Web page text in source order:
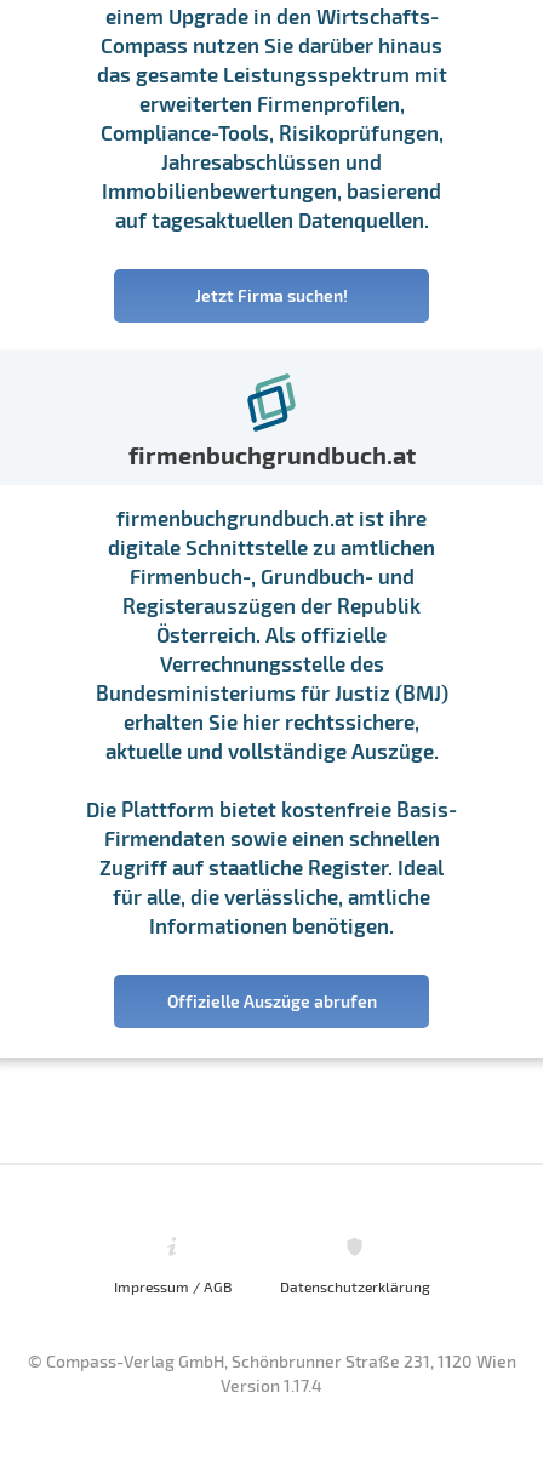
einem Upgrade in den Wirtschafts-
Compass nutzen Sie darüber hinaus
das gesamte Leistungsspektrum mit
erweiterten Firmenprofilen,
Compliance-Tools, Risikoprüfungen,
Jahresabschlüssen und
Immobilienbewertungen, basierend
auf tagesaktuellen Datenquellen.
Jetzt Firma suchen!
firmenbuchgrundbuch.at
firmenbuchgrundbuch.at ist ihre
digitale Schnittstelle zu amtlichen
Firmenbuch-, Grundbuch- und
Registerauszügen der Republik
Österreich. Als offizielle
Verrechnungsstelle des
Bundesministeriums für Justiz (BMJ)
erhalten Sie hier rechtssichere,
aktuelle und vollständige Auszüge.
Die Plattform bietet kostenfreie Basis-
Firmendaten sowie einen schnellen
Zugriff auf staatliche Register. Ideal
für alle, die verlässliche, amtliche
Informationen benötigen.
Offizielle Auszüge abrufen
Impressum / AGB Datenschutzerklärung
© Compass-Verlag GmbH, Schönbrunner Straße 231, 1120 Wien
Version 1.17.4